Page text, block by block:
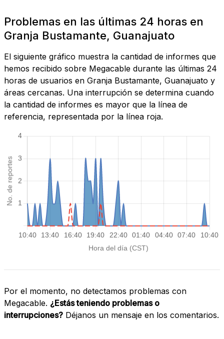
Problemas en las últimas 24 horas en
Granja Bustamante, Guanajuato
El siguiente gráfico muestra la cantidad de informes que
hemos recibido sobre Megacable durante las últimas 24
horas de usuarios en Granja Bustamante, Guanajuato y
áreas cercanas. Una interrupción se determina cuando
la cantidad de informes es mayor que la línea de
referencia, representada por la línea roja.
Por el momento, no detectamos problemas con
Megacable. ¿Estás teniendo problemas o
interrupciones? Déjanos un mensaje en los comentarios.